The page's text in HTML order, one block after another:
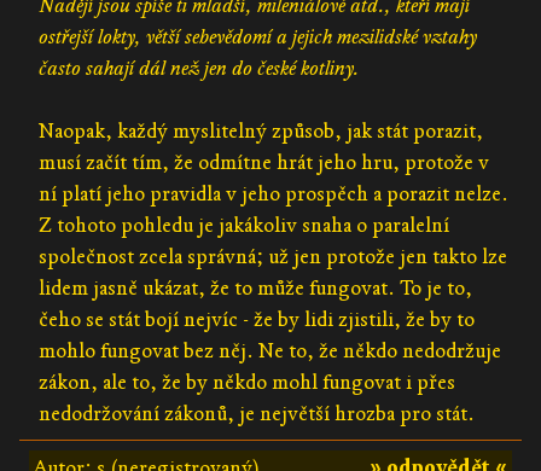
Nadějí jsou spíše ti mladší, mileniálové atd., kteří mají
ostřejší lokty, větší sebevědomí a jejich mezilidské vztahy
často sahají dál než jen do české kotliny.
Naopak, každý myslitelný způsob, jak stát porazit,
musí začít tím, že odmítne hrát jeho hru, protože v
ní platí jeho pravidla v jeho prospěch a porazit nelze.
Z tohoto pohledu je jakákoliv snaha o paralelní
společnost zcela správná; už jen protože jen takto lze
lidem jasně ukázat, že to může fungovat. To je to,
čeho se stát bojí nejvíc - že by lidi zjistili, že by to
mohlo fungovat bez něj. Ne to, že někdo nedodržuje
zákon, ale to, že by někdo mohl fungovat i přes
nedodržování zákonů, je největší hrozba pro stát.